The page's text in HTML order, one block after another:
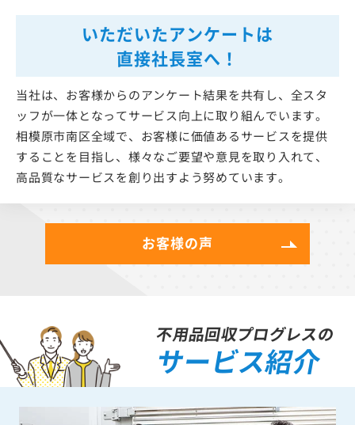
いただいたアンケートは
直接社長室へ！
当社は、お客様からのアンケート結果を共有し、全スタ
ッフが一体となってサービス向上に取り組んでいます。
相模原市南区全域で、お客様に価値あるサービスを提供
することを目指し、様々なご要望や意見を取り入れて、
高品質なサービスを創り出すよう努めています。
お客様の声
不用品回収プログレスの
サービス紹介